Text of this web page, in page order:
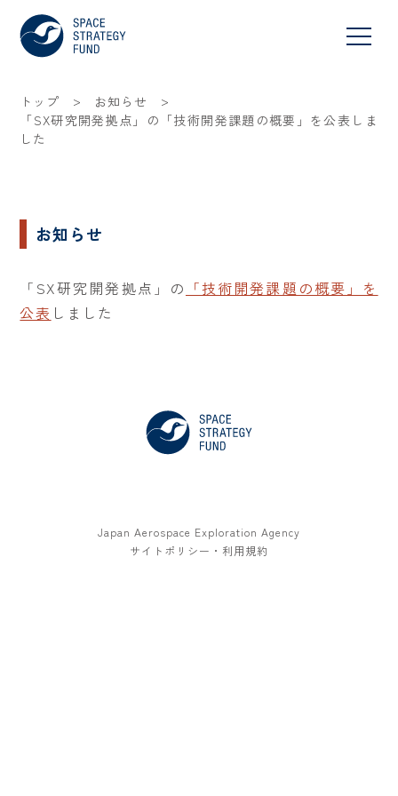
トップ > お知らせ
>
「SX研究開発拠点」の「技術開発課題の概要」を公表しま
した
お知らせ
「SX研究開発拠点」の 「技術開発課題の概要」を
公表 しました
Japan Aerospace Exploration Agency
サイトポリシー・利用規約